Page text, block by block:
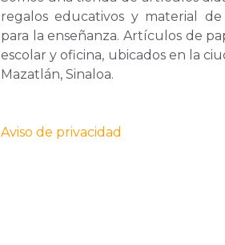
regalos educativos y material de
para la enseñanza. Artículos de
escolar y oficina, ubicados en la
Mazatlán, Sinaloa.
Aviso de privacidad